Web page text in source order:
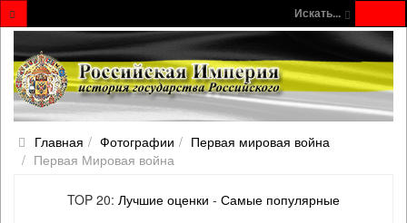
Искать...
Главная Фотографии
Первая мировая война
Первая Мировая война
TOP 20: Лучшие оценки - Самые популярные